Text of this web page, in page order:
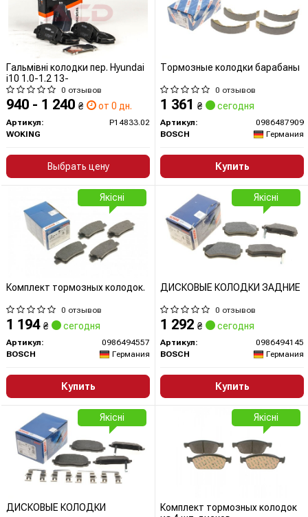
Гальмівні колодки пер. Hyundai
i10 1.0-1.2 13-
0 отзывов
940 - 1 240 ₴ от 0 дн.
Артикул:
P14833.02
WOKING
Выбрать цену
Тормозные колодки барабаны
0 отзывов
1 361 ₴ сегодня
Артикул:
0986487909
BOSCH
Германия
Купить
Комплект тормозных колодок.
0 отзывов
1 194 ₴ сегодня
Артикул:
0986494557
BOSCH
Германия
Купить
Якісні
ДИСКОВЫЕ КОЛОДКИ ЗАДНИЕ
0 отзывов
1 292 ₴ сегодня
Артикул:
0986494145
BOSCH
Германия
Купить
Якісні
ДИСКОВЫЕ КОЛОДКИ
Якісні
Комплект тормозных колодок
Якісні